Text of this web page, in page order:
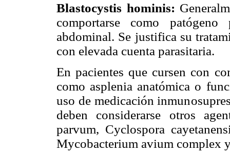
Blastocystis hominis:
comportarse como
abdominal. Se justifica su
con elevada cuenta parasitaria.
En pacientes que cursen con
como asplenia anatómica o
uso de medicación
deben considerarse otros
parvum, Cyclospora
Mycobacterium avium complex